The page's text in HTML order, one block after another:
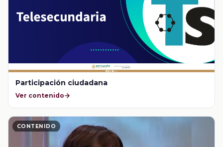
Participación ciudadana
Ver contenido
CONTENIDO